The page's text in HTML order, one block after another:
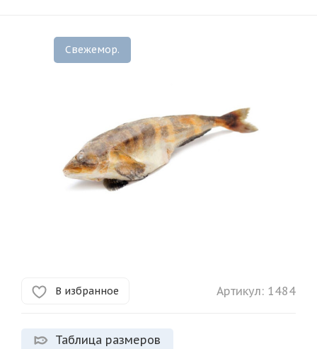
Свежемор.
В избранное Артикул: 1484
Таблица размеров